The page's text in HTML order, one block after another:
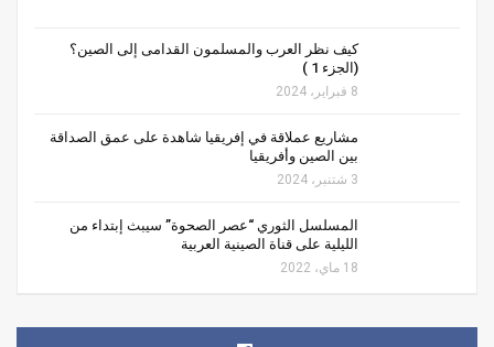
كيف نظر العرب والمسلمون القدامى إلى الصين؟
(الجزء 1 )
8 فبراير، 2024
مشاريع عملاقة في إفريقيا شاهدة على عمق الصداقة
بين الصين وأفريقيا
3 شتنبر، 2024
المسلسل الثوري “عصر الصحوة” سيبث إبتداء من
الليلية على قناة الصينية العربية
18 ماي، 2022